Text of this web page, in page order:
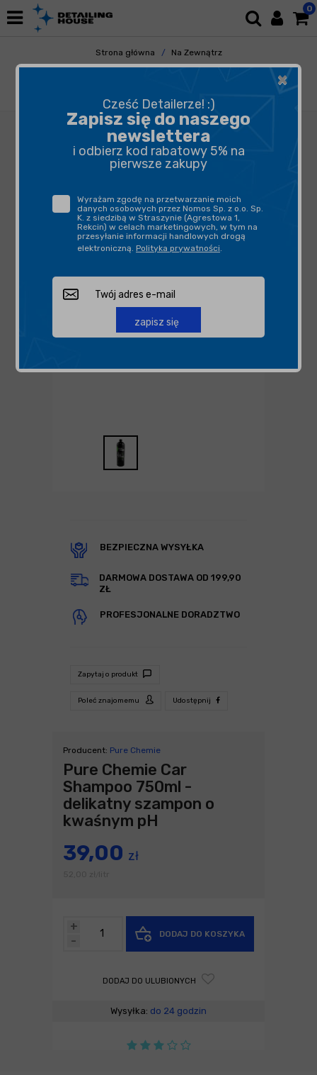
0
Strona główna
Na Zewnątrz
Mycie i Osuszanie
Szampony
BEZPIECZNA WYSYŁKA
DARMOWA DOSTAWA OD 199,90
ZŁ
PROFESJONALNE DORADZTWO
Zapytaj o produkt
Poleć znajomemu Udostępnij
Producent: Pure Chemie
Pure Chemie Car
Shampoo 750ml -
delikatny szampon o
kwaśnym pH
39,00 zł
-
+
DODAJ DO KOSZYKA
DODAJ DO ULUBIONYCH
Wysyłka: do 24 godzin
×
Cześć Detailerze! :)
Zapisz się do naszego
newslettera
i odbierz kod rabatowy 5% na
pierwsze zakupy
Wyrażam zgodę na przetwarzanie moich
danych osobowych przez Nomos Sp. z o.o. Sp.
K. z siedzibą w Straszynie (Agrestowa 1,
Rekcin) w celach marketingowych, w tym na
przesyłanie informacji handlowych drogą
elektroniczną. Polityka prywatności.
zapisz się